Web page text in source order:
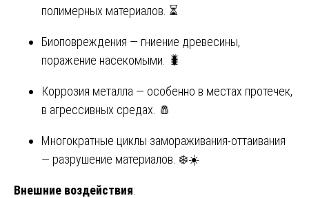
полимерных материалов. ⏳
Биоповреждения — гниение древесины,
поражение насекомыми. 🐛
Коррозия металла — особенно в местах протечек,
в агрессивных средах. 🧂
Многократные циклы замораживания-оттаивания
— разрушение материалов. ❄️☀️
Внешние воздействия: